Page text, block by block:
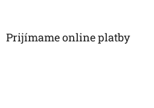
Prijímame online platby